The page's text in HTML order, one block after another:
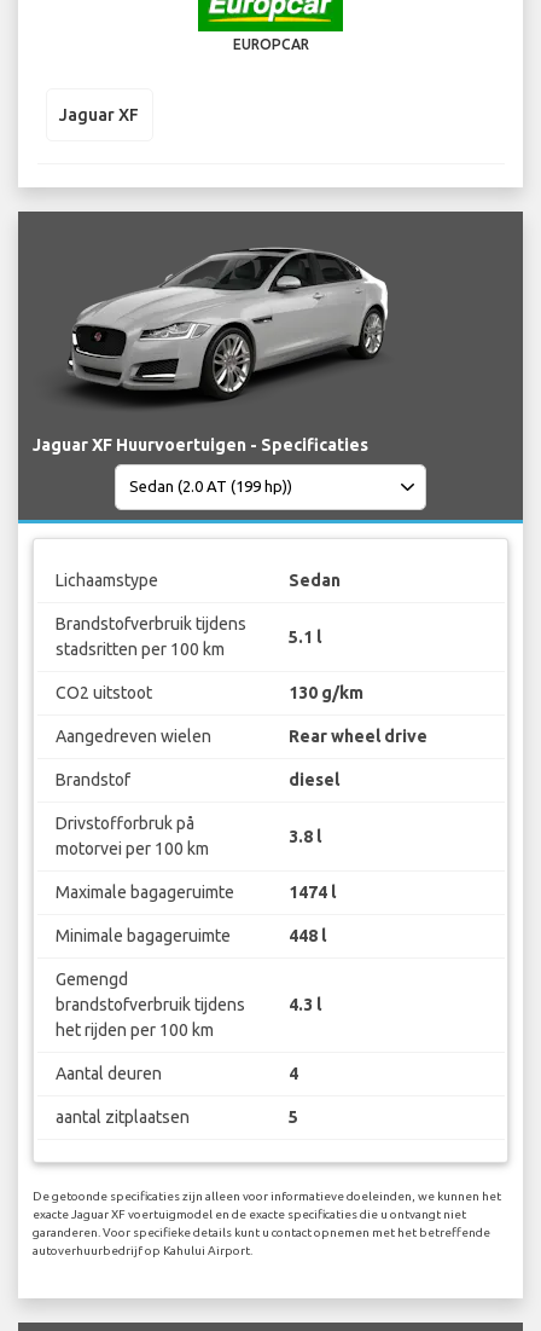
EUROPCAR
Jaguar XF
Jaguar XF Huurvoertuigen - Specificaties
Lichaamstype Sedan
Brandstofverbruik tijdens
stadsritten per 100 km
5.1 l
CO2 uitstoot 130 g/km
Aangedreven wielen Rear wheel drive
Brandstof diesel
Drivstofforbruk på
motorvei per 100 km
3.8 l
Maximale bagageruimte 1474 l
Minimale bagageruimte 448 l
Gemengd
brandstofverbruik tijdens
het rijden per 100 km
4.3 l
Aantal deuren 4
aantal zitplaatsen 5
De getoonde specificaties zijn alleen voor informatieve doeleinden, we kunnen het
exacte Jaguar XF voertuigmodel en de exacte specificaties die u ontvangt niet
garanderen. Voor specifieke details kunt u contact opnemen met het betreffende
autoverhuurbedrijf op Kahului Airport.